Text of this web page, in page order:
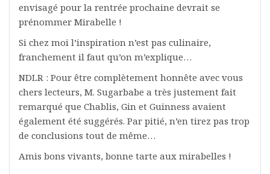
envisagé pour la rentrée prochaine devrait se
prénommer Mirabelle !
Si chez moi l’inspiration n’est pas culinaire,
franchement il faut qu’on m’explique…
NDLR : Pour être complètement honnête avec vous
chers lecteurs, M. Sugarbabe a très justement fait
remarqué que Chablis, Gin et Guinness avaient
également été suggérés. Par pitié, n’en tirez pas trop
de conclusions tout de même…
Amis bons vivants, bonne tarte aux mirabelles !